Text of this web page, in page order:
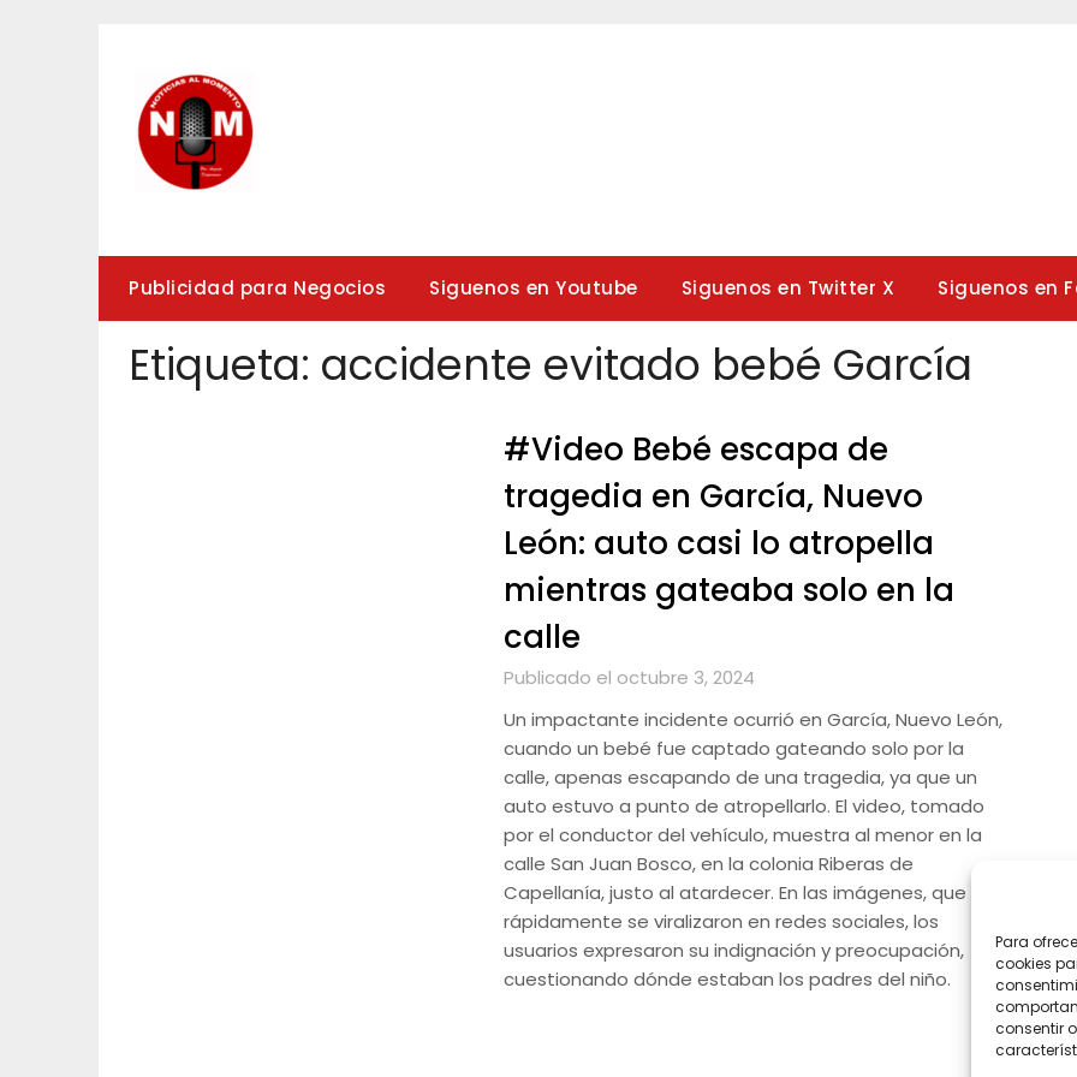
Publicidad para Negocios Siguenos en Youtube Siguenos en Twitter X Siguenos en
Etiqueta: accidente evitado bebé García
#Video Bebé escapa de
tragedia en García, Nuevo
León: auto casi lo atropella
mientras gateaba solo en la
calle
Publicado el octubre 3, 2024
Un impactante incidente ocurrió en García, Nuevo León,
cuando un bebé fue captado gateando solo por la
calle, apenas escapando de una tragedia, ya que un
auto estuvo a punto de atropellarlo. El video, tomado
por el conductor del vehículo, muestra al menor en la
calle San Juan Bosco, en la colonia Riberas de
Capellanía, justo al atardecer. En las imágenes, que
rápidamente se viralizaron en redes sociales, los
usuarios expresaron su indignación y preocupación,
cuestionando dónde estaban los padres del niño.
Para
cookies
consentir